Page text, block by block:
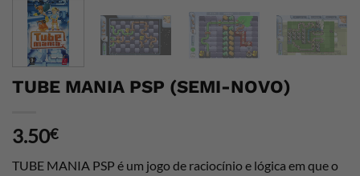
TUBE MANIA PSP (SEMI-NOVO)
3.50€
TUBE MANIA PSP é um jogo de raciocínio e lógica em que o